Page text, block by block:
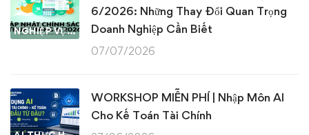
NGHIỆP VỤ KẾ TOÁN & THUẾ
6/2026: Những Thay Đổi Quan Trọng
Doanh Nghiệp Cần Biết
07/07/2026
WORKSHOP MIỄN PHÍ | Nhập Môn AI
Cho Kế Toán Tài Chính